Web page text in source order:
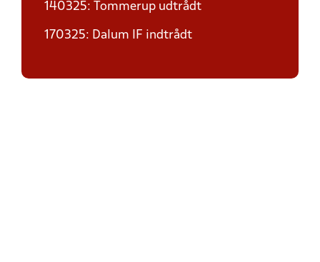
140325: Tommerup udtrådt
170325: Dalum IF indtrådt